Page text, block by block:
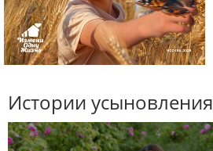
Истории усыновления